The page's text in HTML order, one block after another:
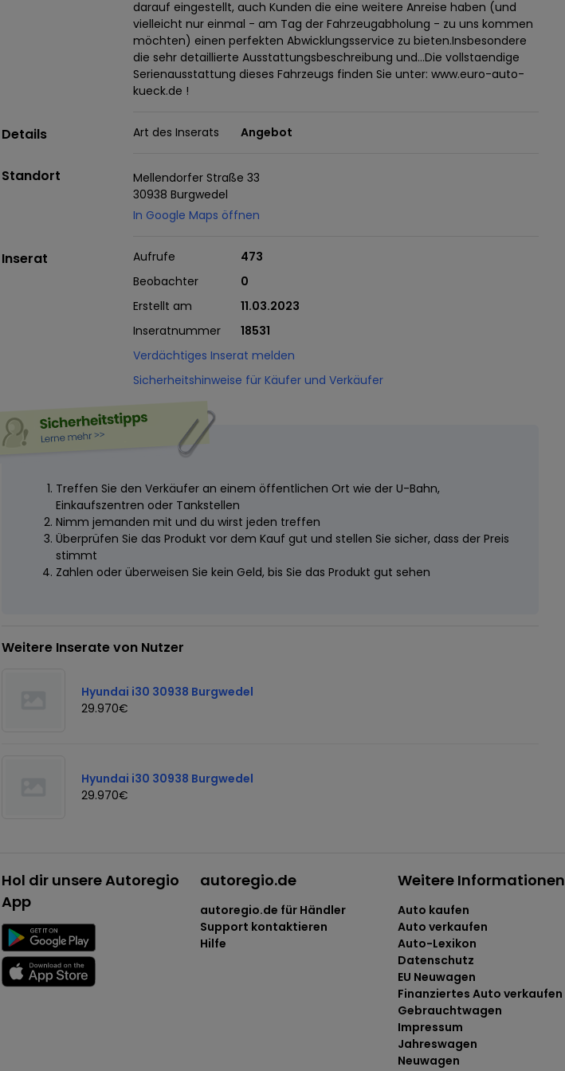
darauf eingestellt, auch Kunden die eine weitere Anreise haben (und
vielleicht nur einmal - am Tag der Fahrzeugabholung - zu uns kommen
möchten) einen perfekten Abwicklungsservice zu bieten.Insbesondere
die sehr detaillierte Ausstattungsbeschreibung und...Die vollstaendige
Serienausstattung dieses Fahrzeugs finden Sie unter: www.euro-auto-
kueck.de !
Details Art des Inserats Angebot
Standort
Mellendorfer Straße 33
30938 Burgwedel
In Google Maps öffnen
Inserat Aufrufe
473
Beobachter
0
Erstellt am
11.03.2023
Inseratnummer
18531
Verdächtiges Inserat melden
Sicherheitshinweise für Käufer und Verkäufer
Treffen Sie den Verkäufer an einem öffentlichen Ort wie der U-Bahn,
Einkaufszentren oder Tankstellen
Nimm jemanden mit und du wirst jeden treffen
Überprüfen Sie das Produkt vor dem Kauf gut und stellen Sie sicher, dass der Preis
stimmt
Zahlen oder überweisen Sie kein Geld, bis Sie das Produkt gut sehen
Weitere Inserate von Nutzer
Hyundai i30 30938 Burgwedel
29.970€
Hyundai i30 30938 Burgwedel
29.970€
Hol dir unsere Autoregio
App
autoregio.de
autoregio.de für Händler
Support kontaktieren
Hilfe
Weitere Informationen
Auto kaufen
Auto verkaufen
Auto-Lexikon
Datenschutz
EU Neuwagen
Finanziertes Auto verkaufen
Gebrauchtwagen
Impressum
Jahreswagen
Neuwagen